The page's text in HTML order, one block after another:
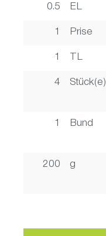
0.5 EL
1 Prise
1 TL
4 Stück(e)
1 Bund
200 g